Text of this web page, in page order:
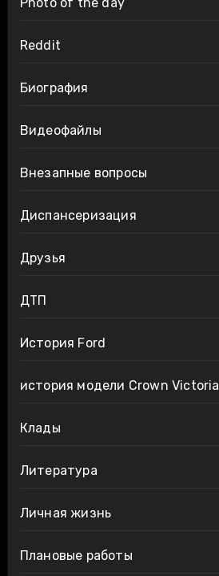
Reddit
Биография
Видеофайлы
Внезапные вопросы
Диспансеризация
Друзья
ДТП
История Ford
история модели Crown Victoria
Клады
Литература
Личная жизнь
Плановые работы